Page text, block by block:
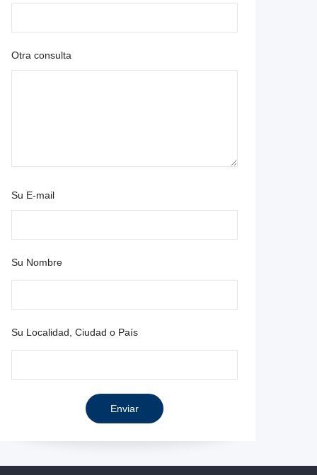
Otra consulta
Su E-mail
Su Nombre
Su Localidad, Ciudad o País